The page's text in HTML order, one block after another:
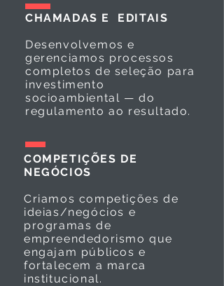
CHAMADAS E EDITAIS
Desenvolvemos e
gerenciamos processos
completos de seleção para
investimento
socioambiental — do
regulamento ao resultado.
COMPETIÇÕES DE
NEGÓCIOS
Criamos competições de
ideias/negócios e
programas de
empreendedorismo que
engajam públicos e
fortalecem a marca
institucional.